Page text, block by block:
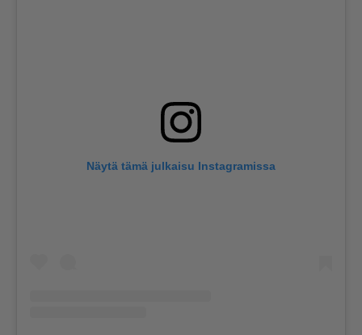
Näytä tämä julkaisu Instagramissa